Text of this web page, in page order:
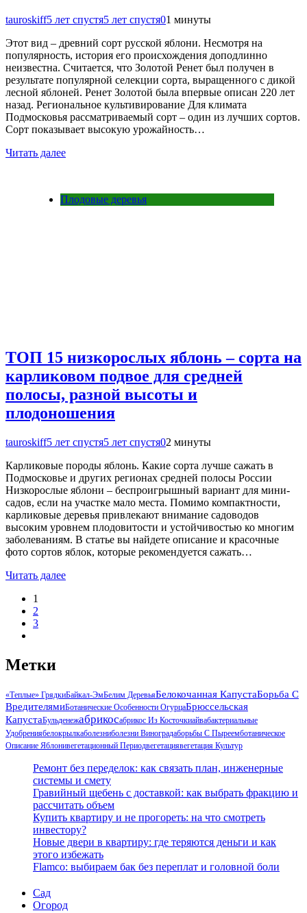
tauroskiff5 лет спустя5 лет спустя01 минуты
Этот вид – древний сорт русской яблони. Несмотря на
популярность, история его происхождения доподлинно
неизвестна. Считается, что Золотой Ренет был получен в
результате популярной селекции сорта, выращенного с дикой
лесной яблоней. Ренет Золотой была впервые описан 220 лет
назад. Региональное культивирование Для климата
Подмосковья рассматриваемый сорт – один из лучших сортов.
Сорт показывает высокую урожайность…
Читать далее
Плодовые деревья
ТОП 15 низкорослых яблонь – сорта на
карликовом подвое для средней
полосы, разной высоты и
плодоношения
tauroskiff5 лет спустя5 лет спустя02 минуты
Карликовые породы яблонь. Какие сорта лучше сажать в
Подмосковье и других регионах средней полосы России
Низкорослые яблони – беспроигрышный вариант для мини-
садов, если на участке мало места. Помимо компактности,
карликовые деревья привлекают внимание садоводов
высоким уровнем плодовитости и устойчивостью ко многим
заболеваниям. В статье вы найдете описание и красочные
фото сортов яблок, которые рекомендуется сажать…
Читать далее
1
2
3
Метки
«Теплые» ГрядкиБайкал-ЭмБелим ДеревьяБелокочанная КапустаБорьба С
ВредителямиБотанические Особенности ОгурцаБрюссельская
КапустаБульденежАбрикосАбрикос Из КосточкиАйваБактериальные
УдобренияБелокрылкаБолезниБолезни ВиноградаБорьбы С ПыреемБотаническое
Описание ЯблониВегетационный ПериодВегетацияВегетация Культур
Ремонт без переделок: как связать план, инженерные
системы и смету
Гравийный щебень с доставкой: как выбрать фракцию и
рассчитать объем
Купить квартиру и не прогореть: на что смотреть
инвестору?
Новые двери в квартиру: где теряются деньги и как
этого избежать
Flamco: выбираем бак без переплат и головной боли
Сад
Огород